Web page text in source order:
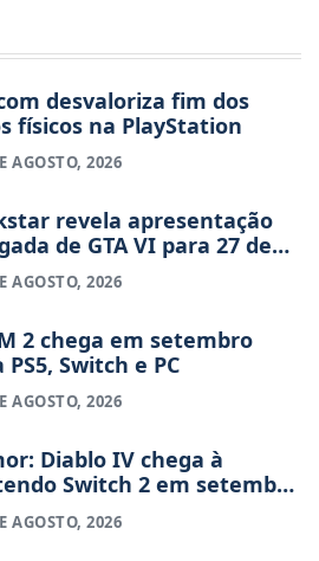
desvaloriza fim dos
físicos na PlayStation
AGOSTO, 2026
revela apresentação
de GTA VI para 27 de
AGOSTO, 2026
2 chega em setembro
PS5, Switch e PC
AGOSTO, 2026
Diablo IV chega à
Switch 2 em setembro
custar o preço de um jogo
AGOSTO, 2026